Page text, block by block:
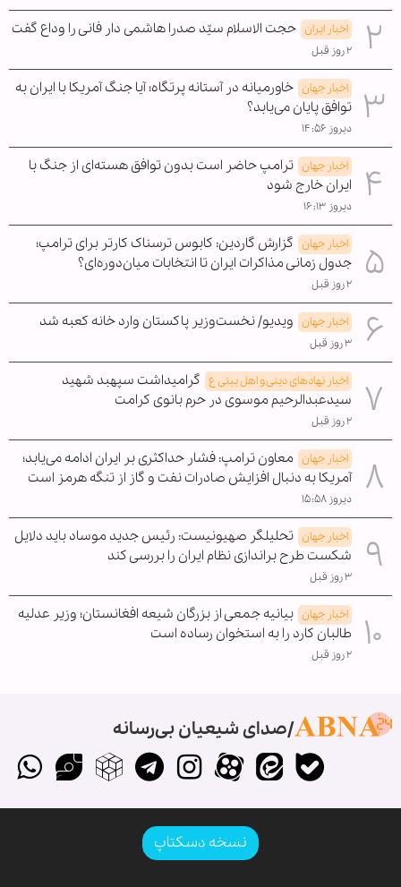
اخبار ایران حجت الاسلام سیّد صدرا هاشمی دار فانی را وداع گفت
۲ روز قبل
اخبار جهان خاورمیانه در آستانه پرتگاه؛ آیا جنگ آمریکا با ایران به
توافق پایان می‌یابد؟
دیروز ۱۴:۵۶
اخبار جهان ترامپ حاضر است بدون توافق هسته‌ای از جنگ با
ایران خارج شود
دیروز ۱۶:۱۳
اخبار جهان گزارش گاردین: کابوس ترسناک کارتر برای ترامپ؛
جدول زمانی مذاکرات ایران تا انتخابات میان‌دوره‌ای؟
۲ روز قبل
اخبار جهان ویدیو/ نخست‌وزیر پاکستان وارد خانه کعبه شد
۳ روز قبل
اخبار نهادهای دینی و اهل بیتی ع گرامیداشت سپهبد شهید
سیدعبدالرحیم موسوی در حرم بانوی کرامت
۲ روز قبل
اخبار جهان معاون ترامپ: فشار حداکثری بر ایران ادامه می‌یابد؛
آمریکا به دنبال افزایش صادرات نفت و گاز از تنگه هرمز است
دیروز ۱۵:۵۸
اخبار جهان تحلیلگر صهیونیست: رئیس جدید موساد باید دلایل
شکست طرح براندازی نظام ایران را بررسی کند
۳ روز قبل
اخبار جهان بیانیه جمعی از بزرگان شیعه افغانستان؛ وزیر عدلیه
طالبان کارد را به استخوان رساده است
۲ روز قبل
صدای شیعیان بی‌رسانه
نسخه دسکتاپ